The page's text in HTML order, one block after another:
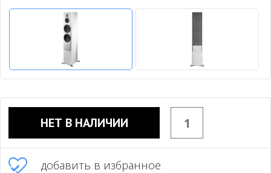
НЕТ В НАЛИЧИИ
добавить в избранное